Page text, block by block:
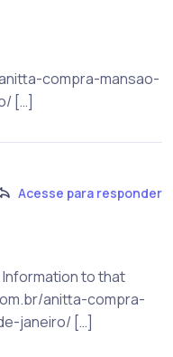
compra-mansao-
[…]
Acesse para responder
Information to that
anitta-compra-
janeiro/ […]